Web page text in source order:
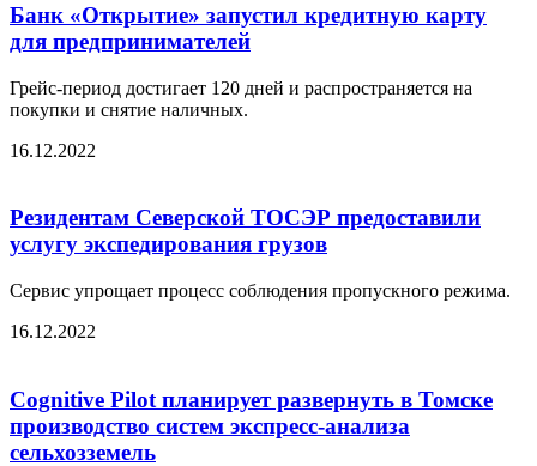
Банк «Открытие» запустил кредитную карту
для предпринимателей
Грейс-период достигает 120 дней и распространяется на
покупки и снятие наличных.
16.12.2022
Резидентам Северской ТОСЭР предоставили
услугу экспедирования грузов
Сервис упрощает процесс соблюдения пропускного режима.
16.12.2022
Cognitive Pilot планирует развернуть в Томске
производство систем экспресс-анализа
сельхозземель